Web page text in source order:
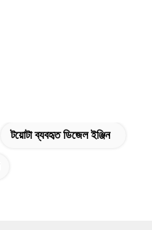
টয়োটা ব্যবহৃত ডিজেল ইঞ্জিন